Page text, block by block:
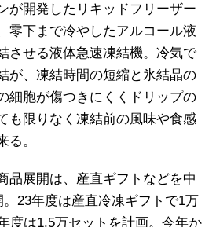
が開発したリキッドフリーザー
零下まで冷やしたアルコール液
させる液体急速凍結機。冷気で
が、凍結時間の短縮と氷結晶の
細胞が傷つきにくくドリップの
も限りなく凍結前の風味や食感
る。
品展開は、産直ギフトなどを中
23年度は産直冷凍ギフトで1万
度は1.5万セットを計画。今年か